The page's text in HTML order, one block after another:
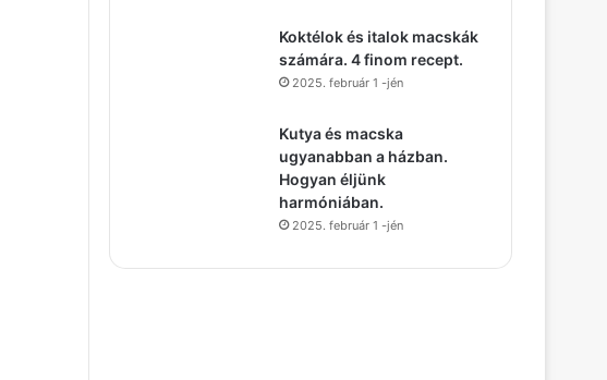
Koktélok és italok macskák
számára. 4 finom recept.
2025. február 1 -jén
Kutya és macska
ugyanabban a házban.
Hogyan éljünk
harmóniában.
2025. február 1 -jén